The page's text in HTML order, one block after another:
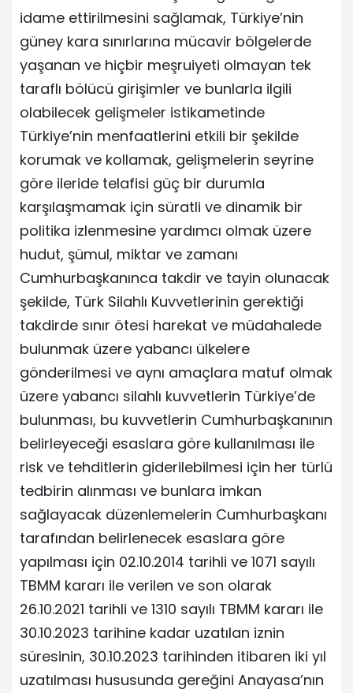
idame ettirilmesini sağlamak, Türkiye’nin
güney kara sınırlarına mücavir bölgelerde
yaşanan ve hiçbir meşruiyeti olmayan tek
taraflı bölücü girişimler ve bunlarla ilgili
olabilecek gelişmeler istikametinde
Türkiye’nin menfaatlerini etkili bir şekilde
korumak ve kollamak, gelişmelerin seyrine
göre ileride telafisi güç bir durumla
karşılaşmamak için süratli ve dinamik bir
politika izlenmesine yardımcı olmak üzere
hudut, şümul, miktar ve zamanı
Cumhurbaşkanınca takdir ve tayin olunacak
şekilde, Türk Silahlı Kuvvetlerinin gerektiği
takdirde sınır ötesi harekat ve müdahalede
bulunmak üzere yabancı ülkelere
gönderilmesi ve aynı amaçlara matuf olmak
üzere yabancı silahlı kuvvetlerin Türkiye’de
bulunması, bu kuvvetlerin Cumhurbaşkanının
belirleyeceği esaslara göre kullanılması ile
risk ve tehditlerin giderilebilmesi için her türlü
tedbirin alınması ve bunlara imkan
sağlayacak düzenlemelerin Cumhurbaşkanı
tarafından belirlenecek esaslara göre
yapılması için 02.10.2014 tarihli ve 1071 sayılı
TBMM kararı ile verilen ve son olarak
26.10.2021 tarihli ve 1310 sayılı TBMM kararı ile
30.10.2023 tarihine kadar uzatılan iznin
süresinin, 30.10.2023 tarihinden itibaren iki yıl
uzatılması hususunda gereğini Anayasa’nın